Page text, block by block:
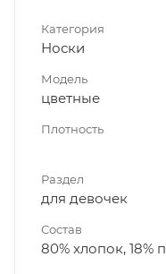
Категория
Носки
Модель
цветные
Плотность
Раздел
для девочек
Состав
80% хлопок, 18%